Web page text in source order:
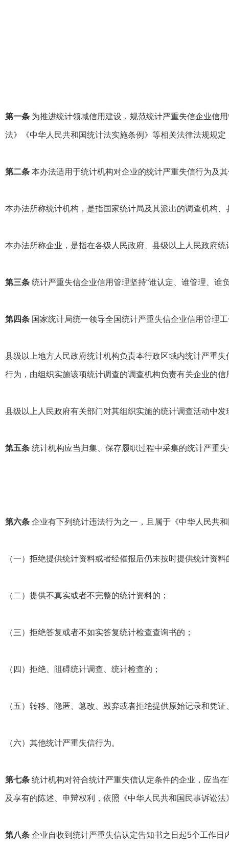
第一条 为推进统计领域信用建设，规范统计严重失信企业信
法》《中华人民共和国统计法实施条例》等相关法律法规规定
第二条 本办法适用于统计机构对企业的统计严重失信行为及
本办法所称统计机构，是指国家统计局及其派出的调查机构
本办法所称企业，是指在各级人民政府、县级以上人民政府
第三条 统计严重失信企业信用管理坚持“谁认定、谁管理、谁
第四条 国家统计局统一领导全国统计严重失信企业信用管理
县级以上地方人民政府统计机构负责本行政区域内统计严重
行为，由组织实施该项统计调查的调查机构负责有关企业的信
县级以上人民政府有关部门对其组织实施的统计调查活动中
第五条 统计机构应当归集、保存履职过程中采集的统计严重
第六条 企业有下列统计违法行为之一，且属于《中华人民共
（一）拒绝提供统计资料或者经催报后仍未按时提供统计资料
（二）提供不真实或者不完整的统计资料的；
（三）拒绝答复或者不如实答复统计检查查询书的；
（四）拒绝、阻碍统计调查、统计检查的；
（五）转移、隐匿、篡改、毁弃或者拒绝提供原始记录和凭
（六）其他统计严重失信行为。
第七条 统计机构对符合统计严重失信认定条件的企业，应当
及享有的陈述、申辩权利，依照《中华人民共和国民事诉讼
第八条 企业自收到统计严重失信认定告知书之日起5个工作日